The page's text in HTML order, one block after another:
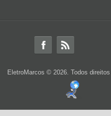
EletroMarcos © 2026. Todos direitos